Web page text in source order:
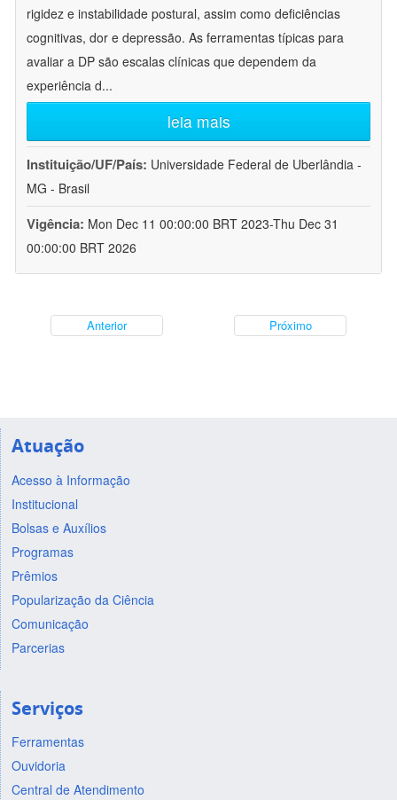
rigidez e instabilidade postural, assim como deficiências
cognitivas, dor e depressão. As ferramentas típicas para
avaliar a DP são escalas clínicas que dependem da
experiência d...
leia mais
Instituição/UF/País: Universidade Federal de Uberlândia -
MG - Brasil
Vigência: Mon Dec 11 00:00:00 BRT 2023-Thu Dec 31
00:00:00 BRT 2026
Anterior Próximo
Atuação
Acesso à Informação
Institucional
Bolsas e Auxílios
Programas
Prêmios
Popularização da Ciência
Comunicação
Parcerias
Serviços
Ferramentas
Ouvidoria
Central de Atendimento